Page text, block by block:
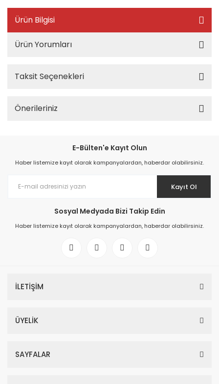
Ürün Bilgisi
Ürün Yorumları
Taksit Seçenekleri
Önerileriniz
E-Bülten'e Kayıt Olun
Haber listemize kayıt olarak kampanyalardan, haberdar olabilirsiniz.
Kayıt Ol
Sosyal Medyada Bizi Takip Edin
Haber listemize kayıt olarak kampanyalardan, haberdar olabilirsiniz.
İLETİŞİM
ÜYELİK
SAYFALAR